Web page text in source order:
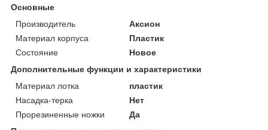
Основные
Производитель
Аксион
Материал корпуса
Пластик
Состояние
Новое
Дополнительные функции и характеристики
Материал лотка
пластик
Насадка-терка
Нет
Прорезиненные ножки
Да